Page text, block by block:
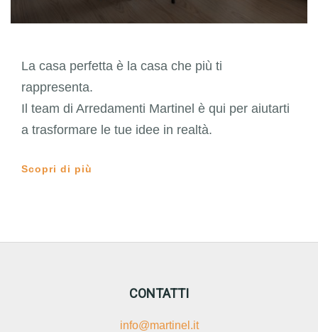
La casa perfetta è la casa che più ti
rappresenta.
Il team di Arredamenti Martinel è qui per aiutarti
a trasformare le tue idee in realtà.
Scopri di più
CONTATTI
info@martinel.it